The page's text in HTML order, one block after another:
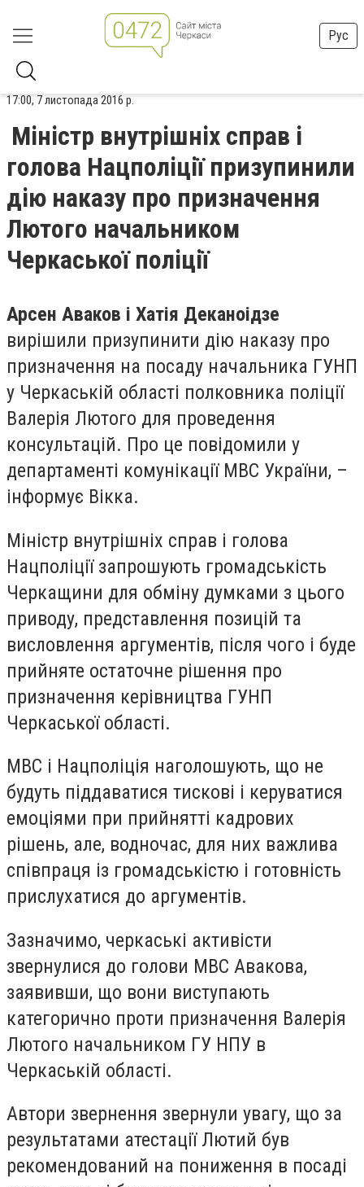
Рус
17:00, 7 листопада 2016 р.
Міністр внутрішніх справ і
голова Нацполіції призупинили
дію наказу про призначення
Лютого начальником
Черкаської поліції
Арсен Аваков і Хатія Деканоідзе
вирішили призупинити дію наказу про
призначення на посаду начальника ГУНП
у Черкаській області полковника поліції
Валерія Лютого для проведення
консультацій. Про це повідомили у
департаменті комунікації МВС України, –
інформує Вікка.
Міністр внутрішніх справ і голова
Нацполіції запрошують громадськість
Черкащини для обміну думками з цього
приводу, представлення позицій та
висловлення аргументів, після чого і буде
прийняте остаточне рішення про
призначення керівництва ГУНП
Черкаської області.
МВС і Нацполіція наголошують, що не
будуть піддаватися тискові і керуватися
емоціями при прийнятті кадрових
рішень, але, водночас, для них важлива
співпраця із громадськістю і готовність
прислухатися до аргументів.
Зазначимо, черкаські активісти
звернулися до голови МВС Авакова,
заявивши, що вони виступають
категорично проти призначення Валерія
Лютого начальником ГУ НПУ в
Черкаській області.
Автори звернення звернули увагу, що за
результатами атестації Лютий був
рекомендований на пониження в посаді